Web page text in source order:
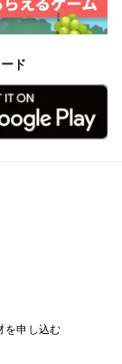
ド
を申し込む